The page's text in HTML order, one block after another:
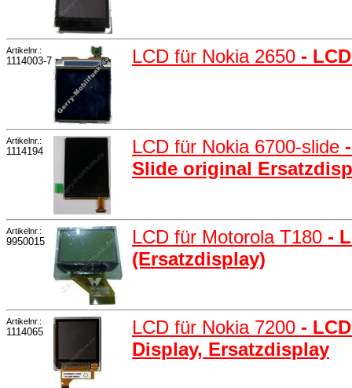
Artikelnr.:
1114003-7 LCD für Nokia 2650 -
Artikelnr.:
1114194 LCD für Nokia 6700-slide
Slide original
Artikelnr.:
9950015 LCD für Motorola T180 -
(Ersatzdisplay)
Artikelnr.:
1114065 LCD für Nokia 7200 -
Display, Ersatzdisplay